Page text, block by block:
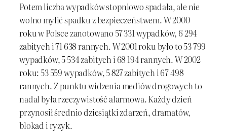
Potem liczba wypadków stopniowo spadała, ale nie
wolno mylić spadku z bezpieczeństwem. W 2000
roku w Polsce zanotowano 57 331 wypadków, 6 294
zabitych i 71 638 rannych. W 2001 roku było to 53 799
wypadków, 5 534 zabitych i 68 194 rannych. W 2002
roku: 53 559 wypadków, 5 827 zabitych i 67 498
rannych. Z punktu widzenia mediów drogowych to
nadal była rzeczywistość alarmowa. Każdy dzień
przynosił średnio dziesiątki zdarzeń, dramatów,
blokad i ryzyk.